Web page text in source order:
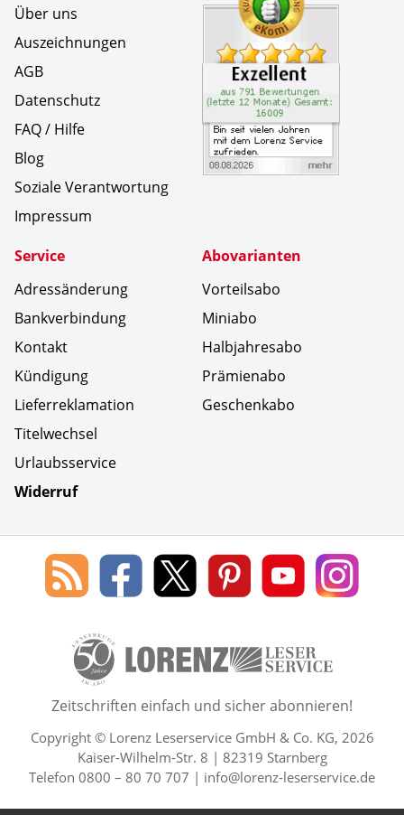
Über uns
Auszeichnungen
AGB
Datenschutz
FAQ / Hilfe
Blog
Soziale Verantwortung
Impressum
Service
Adressänderung
Bankverbindung
Kontakt
Kündigung
Lieferreklamation
Titelwechsel
Urlaubsservice
Widerruf
Abovarianten
Vorteilsabo
Miniabo
Halbjahresabo
Prämienabo
Geschenkabo
Social Media
Blog
des
Leserservice
Lorenz
Leserservice
Lorenz
Leserservice
Lorenz
Leserservice
Lorenz
Leserservice
Lorenz
50 Lesefreude im Abo Jahre
Zeitschriften einfach und sicher abonnieren!
Copyright © Lorenz Leserservice GmbH & Co. KG, 2026
Kaiser-Wilhelm-Str. 8 | 82319 Starnberg
Telefon 0800 – 80 70 707 | info@lorenz-leserservice.de